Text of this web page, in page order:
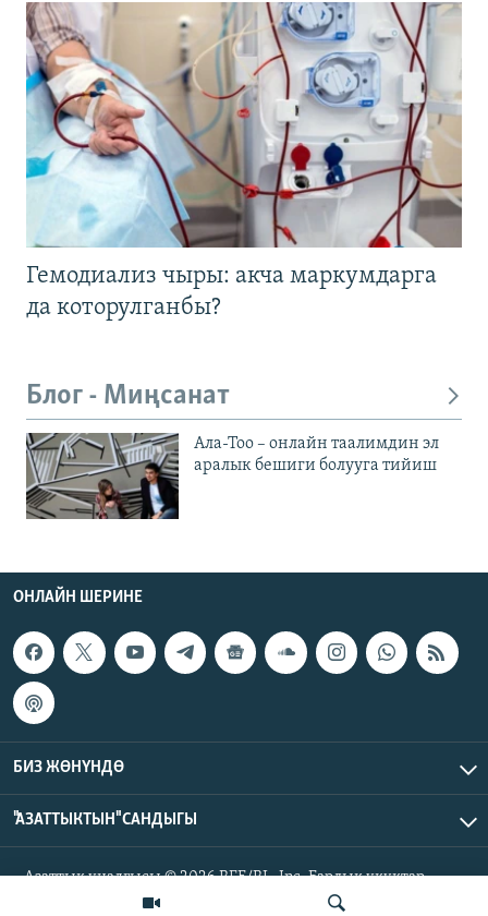
Гемодиализ чыры: акча маркумдарга
да которулганбы?
Блог - Миңсанат
Ала-Тоо – онлайн таалимдин эл
аралык бешиги болууга тийиш
ОНЛАЙН ШЕРИНЕ
БИЗ ЖӨНҮНДӨ
"АЗАТТЫКТЫН" САНДЫГЫ
Азаттык үналгысы © 2026 RFE/RL, Inc. Бардык укуктар